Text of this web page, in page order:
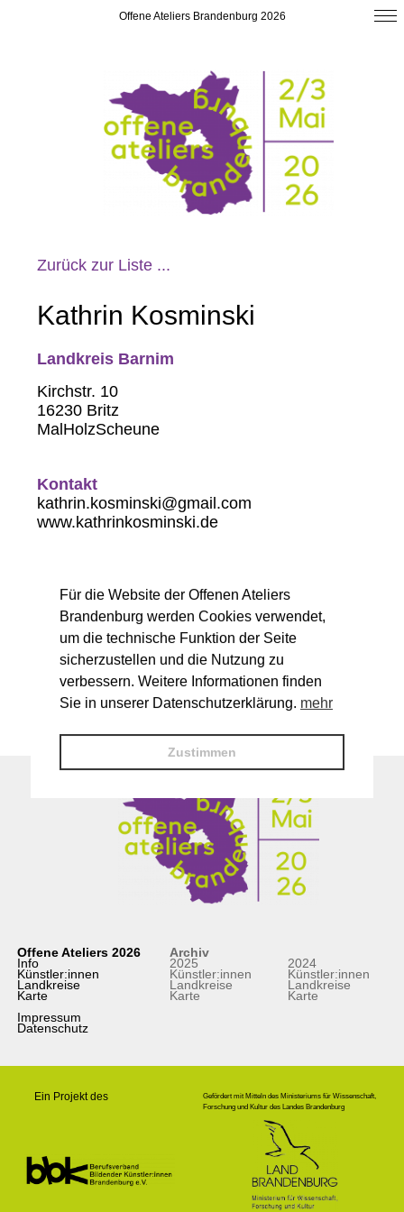
Offene Ateliers Brandenburg 2026
Zurück zur Liste ...
Kathrin Kosminski
Landkreis Barnim
Kirchstr. 10
16230 Britz
MalHolzScheune
Kontakt
kathrin.kosminski@gmail.com
www.kathrinkosminski.de
Malerei
Öffnungszeiten
Sa. 14-18 Uhr
So. 11-18 Uhr
Offene Ateliers 2026
Info
Künstler:innen
Landkreise
Karte
Impressum
Datenschutz
Archiv
2025
Künstler:innen
Landkreise
Karte
2024
Künstler:innen
Landkreise
Karte
Ein Projekt des
Gefördert mit Mitteln des Ministeriums für Wissenschaft,
Forschung und Kultur des Landes Brandenburg
Für die Website der Offenen Ateliers
Brandenburg werden Cookies verwendet,
um die technische Funktion der Seite
sicherzustellen und die Nutzung zu
verbessern. Weitere Informationen finden
Sie in unserer Datenschutzerklärung. mehr
Zustimmen